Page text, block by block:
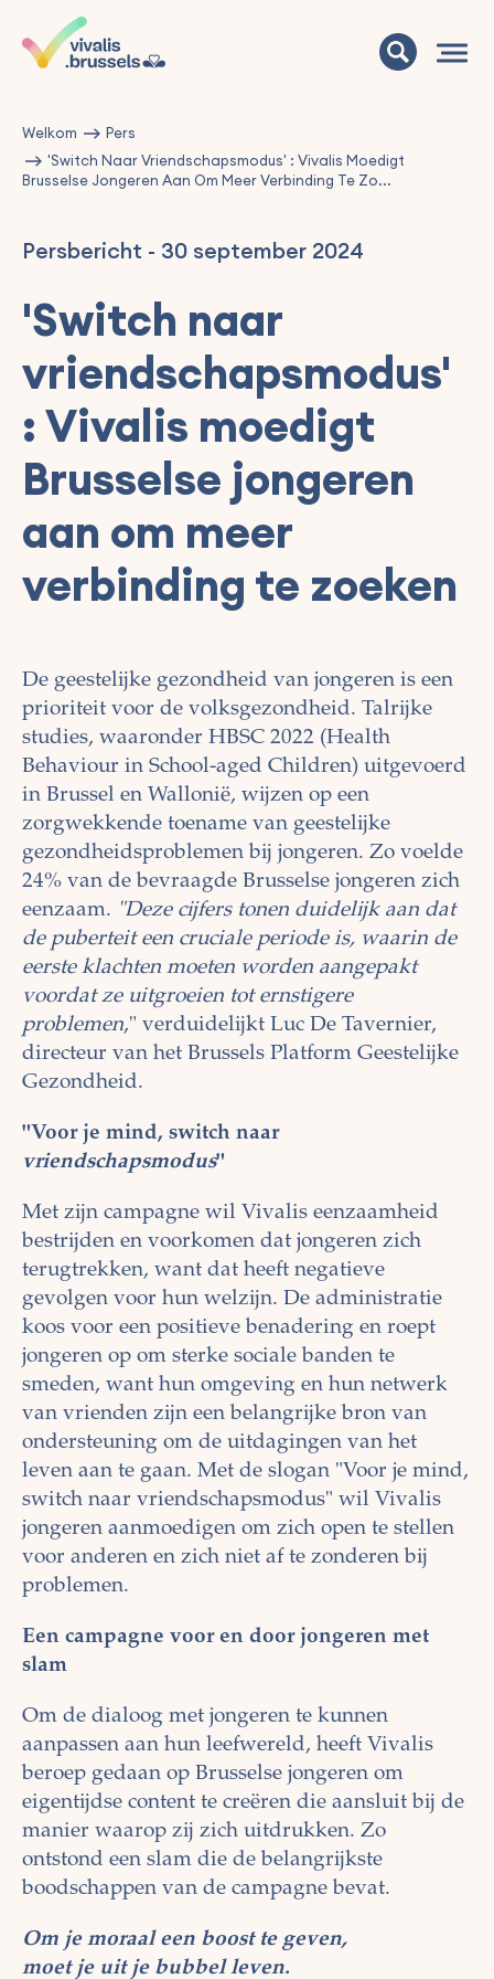
Welkom
Pers
'Switch Naar Vriendschapsmodus' : Vivalis Moedigt
Brusselse Jongeren Aan Om Meer Verbinding Te Zo...
Persbericht - 30 september 2024
'Switch naar
vriendschapsmodus'
: Vivalis moedigt
Brusselse jongeren
aan om meer
verbinding te zoeken
De geestelijke gezondheid van jongeren is een
prioriteit voor de volksgezondheid. Talrijke
studies, waaronder HBSC 2022 (Health
Behaviour in School-aged Children) uitgevoerd
in Brussel en Wallonië, wijzen op een
zorgwekkende toename van geestelijke
gezondheidsproblemen bij jongeren. Zo voelde
24% van de bevraagde Brusselse jongeren zich
eenzaam. "Deze cijfers tonen duidelijk aan dat
de puberteit een cruciale periode is, waarin de
eerste klachten moeten worden aangepakt
voordat ze uitgroeien tot ernstigere
problemen," verduidelijkt Luc De Tavernier,
directeur van het Brussels Platform Geestelijke
Gezondheid.
"Voor je mind, switch naar
vriendschapsmodus"
Met zijn campagne wil Vivalis eenzaamheid
bestrijden en voorkomen dat jongeren zich
terugtrekken, want dat heeft negatieve
gevolgen voor hun welzijn. De administratie
koos voor een positieve benadering en roept
jongeren op om sterke sociale banden te
smeden, want hun omgeving en hun netwerk
van vrienden zijn een belangrijke bron van
ondersteuning om de uitdagingen van het
leven aan te gaan. Met de slogan "Voor je mind,
switch naar vriendschapsmodus" wil Vivalis
jongeren aanmoedigen om zich open te stellen
voor anderen en zich niet af te zonderen bij
problemen.
Een campagne voor en door jongeren met
slam
Om de dialoog met jongeren te kunnen
aanpassen aan hun leefwereld, heeft Vivalis
beroep gedaan op Brusselse jongeren om
eigentijdse content te creëren die aansluit bij de
manier waarop zij zich uitdrukken. Zo
ontstond een slam die de belangrijkste
boodschappen van de campagne bevat.
Om je moraal een boost te geven,
moet je uit je bubbel leven.